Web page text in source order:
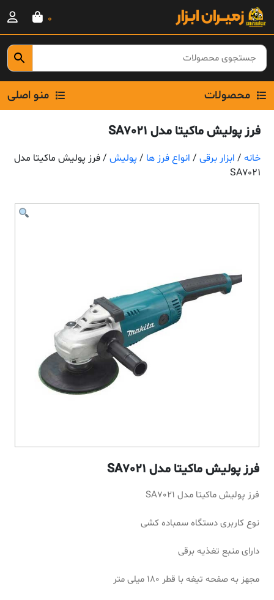
Skip
content
0
محصولات منو اصلی
فرز پولیش ماکیتا مدل SA7021
خانه / ابزار برقی / انواع فرز ها /پولیش / فرز پولیش ماکیتا مدل
SA7021
فرز پولیش ماکیتا مدل SA7021
فرز پولیش ماکیتا مدل SA7021
نوع کاربری دستگاه سمباده کشی
دارای منبع تغذیه برقی
مجهز به صفحه تیغه با قطر 180 میلی متر